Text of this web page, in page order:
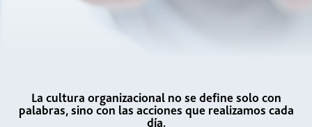
La cultura organizacional no se define solo con
palabras, sino con las acciones que realizamos cada
día.